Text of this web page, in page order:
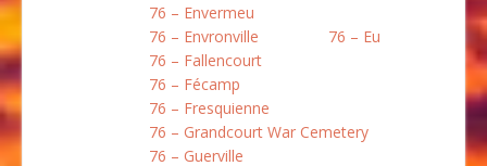
76 – Envermeu
76 – Envronville
76 – Eu
76 – Fallencourt
76 – Fécamp
76 – Fresquienne
76 – Grandcourt War Cemetery
76 – Guerville